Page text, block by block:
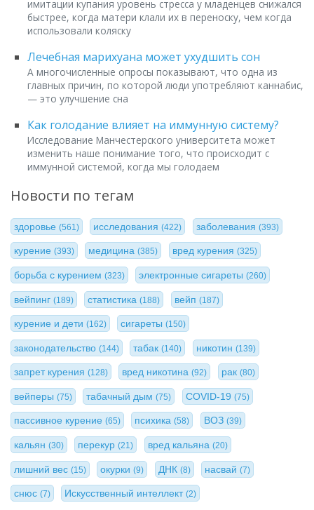
имитации купания уровень стресса у младенцев снижался
быстрее, когда матери клали их в переноску, чем когда
использовали коляску
Лечебная марихуана может ухудшить сон
А многочисленные опросы показывают, что одна из
главных причин, по которой люди употребляют каннабис,
— это улучшение сна
Как голодание влияет на иммунную систему?
Исследование Манчестерского университета может
изменить наше понимание того, что происходит с
иммунной системой, когда мы голодаем
Новости по тегам
здоровье (561) исследования(422) заболевания (393)
курение (393) медицина(385) вред курения (325)
борьба с курением (323) электронные сигареты(260)
вейпинг (189) статистика(188) вейп (187)
курение и дети (162) сигареты(150)
законодательство (144) табак(140) никотин (139)
запрет курения (128) вред никотина(92) рак (80)
вейперы (75) табачный дым(75) COVID-19 (75)
пассивное курение (65) психика(58) ВОЗ (39)
кальян (30) перекур(21) вред кальяна (20)
лишний вес (15) окурки(9) ДНК (8) насвай(7)
снюс (7) Искусственный интеллект(2)